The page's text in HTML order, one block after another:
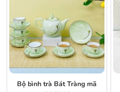
Bộ bình trà Bát Tràng mã